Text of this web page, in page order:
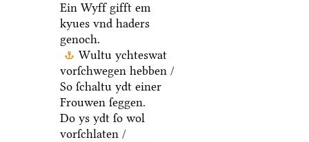
Ein Wyff gifft em
kyues vnd haders
genoch.
Wultu ychteswat
vorſchwegen hebben /
So ſchaltu ydt einer
Frouwen ſeggen.
Do ys ydt ſo wol
vorſchlaten /